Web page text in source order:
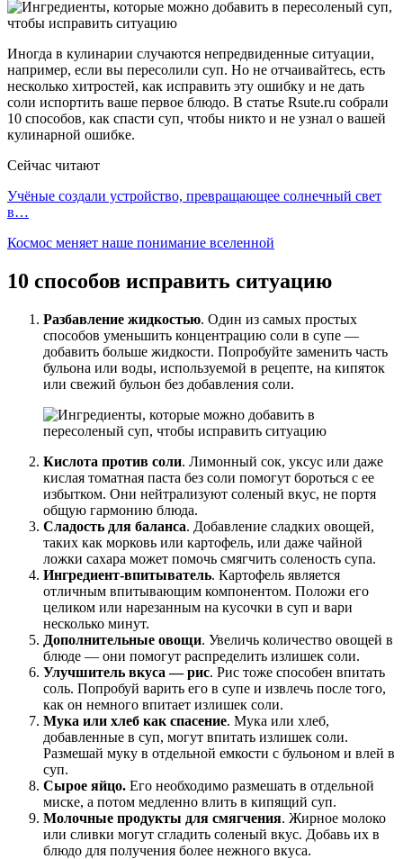
Иногда в кулинарии случаются непредвиденные ситуации,
например, если вы пересолили суп. Но не отчаивайтесь, есть
несколько хитростей, как исправить эту ошибку и не дать
соли испортить ваше первое блюдо. В статье Rsute.ru собрали
10 способов, как спасти суп, чтобы никто и не узнал о вашей
кулинарной ошибке.
Сейчас читают
Учёные создали устройство, превращающее солнечный свет
в…
Космос меняет наше понимание вселенной
10 способов исправить ситуацию
Разбавление жидкостью. Один из самых простых
способов уменьшить концентрацию соли в супе —
добавить больше жидкости. Попробуйте заменить часть
бульона или воды, используемой в рецепте, на кипяток
или свежий бульон без добавления соли.
Кислота против соли. Лимонный сок, уксус или даже
кислая томатная паста без соли помогут бороться с ее
избытком. Они нейтрализуют соленый вкус, не портя
общую гармонию блюда.
Сладость для баланса. Добавление сладких овощей,
таких как морковь или картофель, или даже чайной
ложки сахара может помочь смягчить соленость супа.
Ингредиент-впитыватель. Картофель является
отличным впитывающим компонентом. Положи его
целиком или нарезанным на кусочки в суп и вари
несколько минут.
Дополнительные овощи. Увеличь количество овощей в
блюде — они помогут распределить излишек соли.
Улучшитель вкуса — рис. Рис тоже способен впитать
соль. Попробуй варить его в супе и извлечь после того,
как он немного впитает излишек соли.
Мука или хлеб как спасение. Мука или хлеб,
добавленные в суп, могут впитать излишек соли.
Размешай муку в отдельной емкости с бульоном и влей в
суп.
Сырое яйцо. Его необходимо размешать в отдельной
миске, а потом медленно влить в кипящий суп.
Молочные продукты для смягчения. Жирное молоко
или сливки могут сгладить соленый вкус. Добавь их в
блюдо для получения более нежного вкуса.